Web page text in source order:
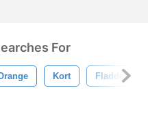
For
Kort